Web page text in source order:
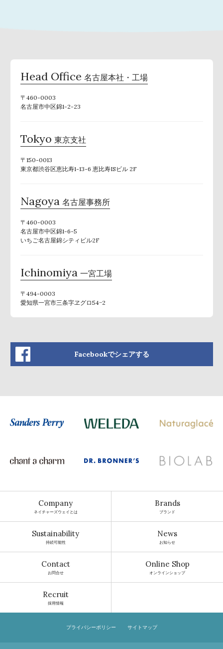
Head Office 名古屋本社・工場
〒460-0003
名古屋市中区錦1-2-23
Tokyo 東京支社
〒150-0013
東京都渋谷区恵比寿1-13-6 恵比寿ISビル 2F
Nagoya 名古屋事務所
〒460-0003
名古屋市中区錦1-6-5
いちご名古屋錦シティビル2F
Ichinomiya 一宮工場
〒494-0003
愛知県一宮市三条字ヱグロ54−2
Facebookでシェアする
Company
ネイチャーズウェイとは
Brands
ブランド
Sustainability
持続可能性
News
お知らせ
Contact
お問合せ
Online Shop
オンラインショップ
Recruit
採用情報
プライバシーポリシー サイトマップ